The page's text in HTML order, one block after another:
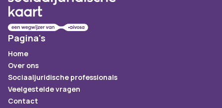
Pagina's
Home
Over ons
Sociaaljuridische professionals
Veelgestelde vragen
Contact